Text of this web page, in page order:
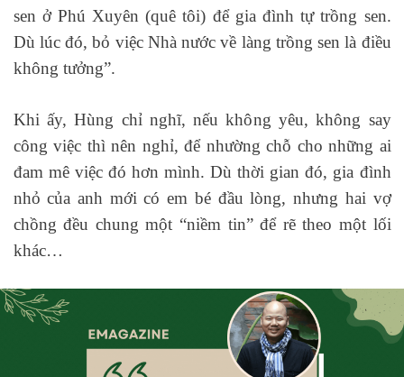
sen ở Phú Xuyên (quê tôi) để gia đình tự trồng sen.
Dù lúc đó, bỏ việc Nhà nước về làng trồng sen là điều
không tưởng”.
Khi ấy, Hùng chỉ nghĩ, nếu không yêu, không say
công việc thì nên nghỉ, để nhường chỗ cho những ai
đam mê việc đó hơn mình. Dù thời gian đó, gia đình
nhỏ của anh mới có em bé đầu lòng, nhưng hai vợ
chồng đều chung một “niềm tin” để rẽ theo một lối
khác…